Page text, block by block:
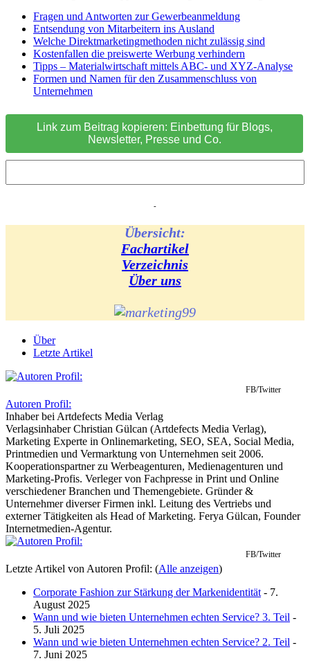
Fragen und Antworten zur Gewerbeanmeldung
Entsendung von Mitarbeitern ins Ausland
Welche Direktmarketingmethoden nicht zulässig sind
Kostenfallen die preiswerte Werbung verhindern
Tipps – Materialwirtschaft mittels ABC- und XYZ-Analyse
Formen und Namen für den Zusammenschluss von
Unternehmen
Link zum Beitrag kopieren: Einbettung für Blogs,
Newsletter, Presse und Co.
-
Übersicht:
Fachartikel
Verzeichnis
Über uns
Über
Letzte Artikel
FB/Twitter
Autoren Profil:
Inhaberbei Artdefects Media Verlag
Verlagsinhaber Christian Gülcan (Artdefects Media Verlag),
Marketing Experte in Onlinemarketing, SEO, SEA, Social Media,
Printmedien und Vermarktung von Unternehmen seit 2006.
Kooperationspartner zu Werbeagenturen, Medienagenturen und
Marketing-Profis. Verleger von Fachpresse in Print und Online
verschiedener Branchen und Themengebiete. Gründer &
Unternehmer diverser Firmen inkl. Leitung des Vertriebs und
externer Tätigkeiten als Head of Marketing. Ferya Gülcan, Founder
Internetmedien-Agentur.
FB/Twitter
Letzte Artikel von Autoren Profil: (Alle anzeigen)
Corporate Fashion zur Stärkung der Markenidentität - 7.
August 2025
Wann und wie bieten Unternehmen echten Service? 3. Teil -
5. Juli 2025
Wann und wie bieten Unternehmen echten Service? 2. Teil -
7. Juni 2025